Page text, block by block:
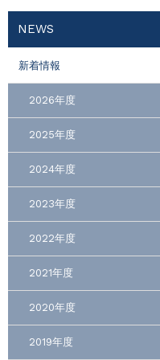
NEWS
新着情報
2026年度
2025年度
2024年度
2023年度
2022年度
2021年度
2020年度
2019年度